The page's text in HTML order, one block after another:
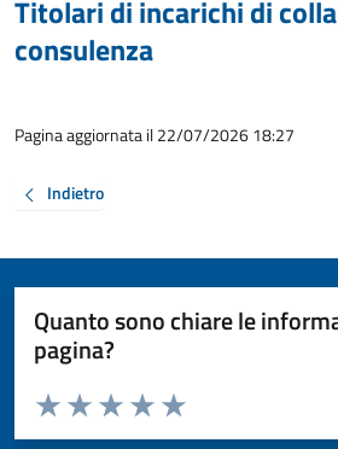
Titolari di incarichi di
consulenza
Pagina aggiornata il 22/07/2026 18:27
Indietro
Quanto sono chiare le
pagina?
Valuta da 1 a 5 stelle la pagina
Valuta 5 stelle su 5
Valuta 4 stelle su 5
Valuta 3 stelle su 5
Valuta 2 stelle su 5
Valuta 1 stelle su 5